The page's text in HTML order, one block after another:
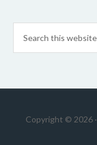
Copyright © 2026 ·